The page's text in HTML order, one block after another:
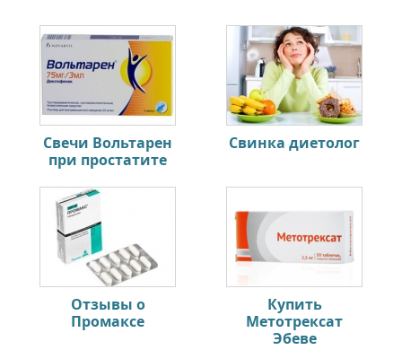
Свечи Вольтарен
при простатите
Свинка диетолог
Отзывы о
Промаксе
Купить
Метотрексат
Эбеве